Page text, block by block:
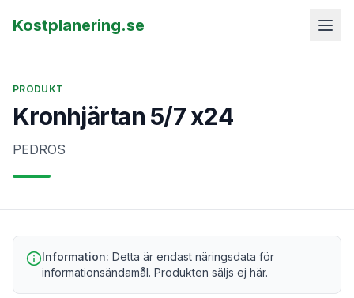
Kostplanering.se
PRODUKT
Kronhjärtan 5/7 x24
PEDROS
Information: Detta är endast näringsdata för
informationsändamål. Produkten säljs ej här.